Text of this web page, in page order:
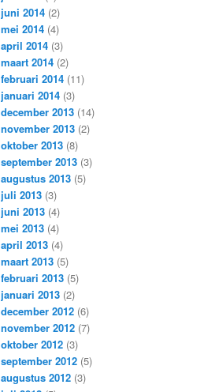
juni 2014 (2)
mei 2014 (4)
april 2014 (3)
maart 2014 (2)
februari 2014 (11)
januari 2014 (3)
december 2013 (14)
november 2013 (2)
oktober 2013 (8)
september 2013 (3)
augustus 2013 (5)
juli 2013 (3)
juni 2013 (4)
mei 2013 (4)
april 2013 (4)
maart 2013 (5)
februari 2013 (5)
januari 2013 (2)
december 2012 (6)
november 2012 (7)
oktober 2012 (3)
september 2012 (5)
augustus 2012 (3)